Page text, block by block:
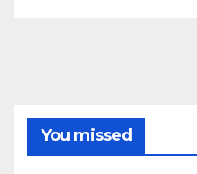
You missed